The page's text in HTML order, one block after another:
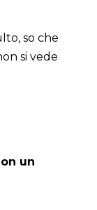
so che
si vede
un